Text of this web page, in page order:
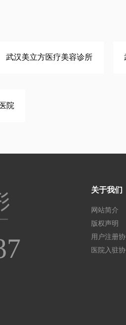
武汉美立方医疗美容诊所
院
关于我们
网站简介
版权声明
用户注册
医院入驻